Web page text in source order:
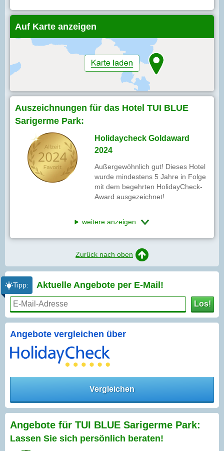
Auf Karte anzeigen
Auszeichnungen für das Hotel TUI BLUE
Sarigerme Park:
Holidaycheck Goldaward
2024
Außergewöhnlich gut! Dieses Hotel
wurde mindestens 5 Jahre in Folge
mit dem begehrten HolidayCheck-
Award ausgezeichnet!
weitere anzeigen
Zurück nach oben
Tipp: Aktuelle Angebote per E-Mail!
Los!
Angebote vergleichen über
Vergleichen
Angebote für TUI BLUE Sarigerme Park:
Lassen Sie sich persönlich beraten!